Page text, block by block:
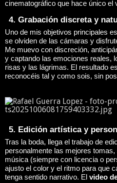
cinematográfico que hace único el
4. Grabación discreta y
Uno de mis objetivos principales
se olviden de las cámaras y
Me muevo con discreción,
y captando las emociones reales,
risas y las lágrimas. El resultado
reconocéis tal y como sois, sin
5. Edición artística y
Tras la boda, llega el trabajo de
personalmente las mejores
música (siempre con licencia o
ajusto el color y el ritmo para que
tenga sentido narrativo. El video